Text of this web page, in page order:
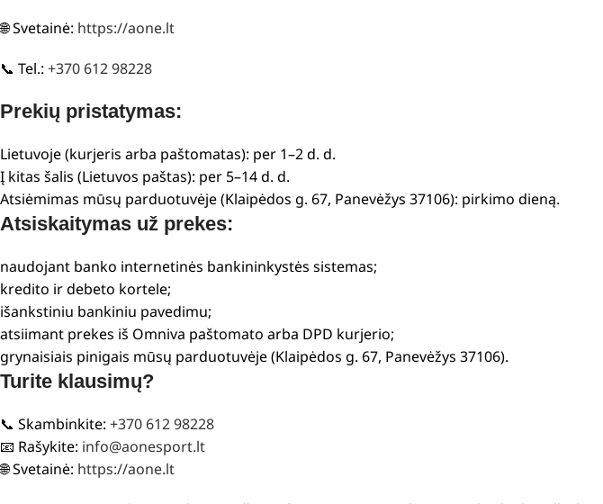
🌐 Svetainė: https://aone.lt
📞 Tel.: +370 612 98228
Prekių pristatymas:
Lietuvoje (kurjeris arba paštomatas): per 1–2 d. d.
Į kitas šalis (Lietuvos paštas): per 5–14 d. d.
Atsiėmimas mūsų parduotuvėje (Klaipėdos g. 67, Panevėžys 37106): pirkimo dieną.
Atsiskaitymas už prekes:
naudojant banko internetinės bankininkystės sistemas;
kredito ir debeto kortele;
išankstiniu bankiniu pavedimu;
atsiimant prekes iš Omniva paštomato arba DPD kurjerio;
grynaisiais pinigais mūsų parduotuvėje (Klaipėdos g. 67, Panevėžys 37106).
Turite klausimų?
📞 Skambinkite: +370 612 98228
📧 Rašykite: info@aonesport.lt
🌐 Svetainė: https://aone.lt